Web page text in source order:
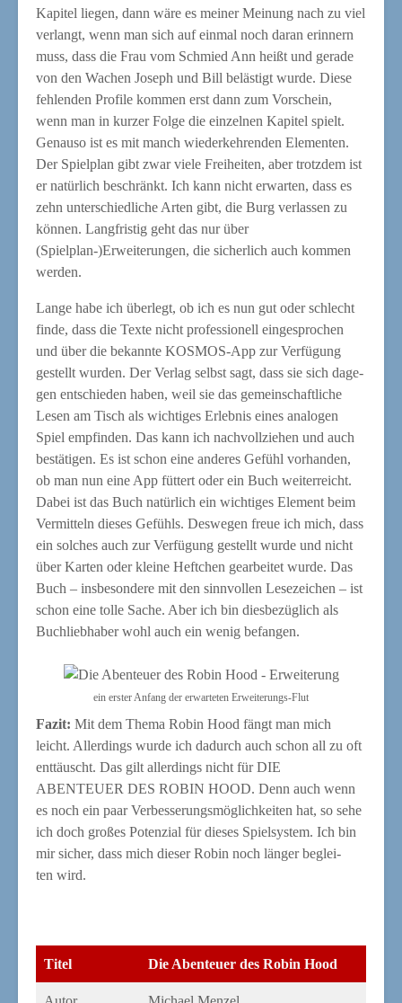
Kapi­tel lie­gen, dann wäre es mei­ner Mei­nung nach zu viel
ver­langt, wenn man sich auf ein­mal noch dar­an erin­nern
muss, dass die Frau vom Schmied Ann heißt und gera­de
von den Wachen Joseph und Bill beläs­tigt wur­de. Die­se
feh­len­den Pro­fi­le kom­men erst dann zum Vor­schein,
wenn man in kur­zer Fol­ge die ein­zel­nen Kapi­tel spielt.
Genau­so ist es mit manch wie­der­keh­ren­den Ele­men­ten.
Der Spiel­plan gibt zwar vie­le Frei­hei­ten, aber trotz­dem ist
er natür­lich beschränkt. Ich kann nicht erwar­ten, dass es
zehn unter­schied­li­che Arten gibt, die Burg ver­las­sen zu
kön­nen. Lang­fris­tig geht das nur über
(Spielplan-)Erweiterungen, die sicher­lich auch kom­men
werden.
Lan­ge habe ich über­legt, ob ich es nun gut oder schlecht
fin­de, dass die Tex­te nicht pro­fes­sio­nell ein­ge­spro­chen
und über die bekann­te KOS­MOS-App zur Ver­fü­gung
gestellt wur­den. Der Ver­lag selbst sagt, dass sie sich dage­
gen ent­schie­den haben, weil sie das gemein­schaft­li­che
Lesen am Tisch als wich­ti­ges Erleb­nis eines ana­lo­gen
Spiel emp­fin­den. Das kann ich nach­voll­zie­hen und auch
bestä­ti­gen. Es ist schon eine ande­res Gefühl vor­han­den,
ob man nun eine App füt­tert oder ein Buch wei­ter­reicht.
Dabei ist das Buch natür­lich ein wich­ti­ges Ele­ment beim
Ver­mit­teln die­ses Gefühls. Des­we­gen freue ich mich, dass
ein sol­ches auch zur Ver­fü­gung gestellt wur­de und nicht
über Kar­ten oder klei­ne Heft­chen gear­bei­tet wur­de. Das
Buch – ins­be­son­de­re mit den sinn­vol­len Lese­zei­chen – ist
schon eine tol­le Sache. Aber ich bin dies­be­züg­lich als
Buch­lieb­ha­ber wohl auch ein wenig befangen.
ein ers­ter Anfang der erwar­te­ten Erweiterungs-Flut
Fazit: Mit dem The­ma Robin Hood fängt man mich
leicht. Aller­dings wur­de ich dadurch auch schon all zu oft
ent­täuscht. Das gilt aller­dings nicht für DIE
ABENTEUER DES ROBIN HOOD. Denn auch wenn
es noch ein paar Ver­bes­se­rungs­mög­lich­kei­ten hat, so sehe
ich doch gro­ßes Poten­zi­al für die­ses Spiel­sys­tem. Ich bin
mir sicher, dass mich die­ser Robin noch län­ger beglei­
ten wird.
Titel Die Aben­teu­er des Robin Hood